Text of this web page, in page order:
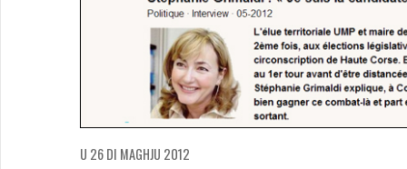
U 26 DI MAGHJU 2012